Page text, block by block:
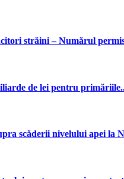
străini – Numărul
de lei pentru
scăderii nivelului apei la